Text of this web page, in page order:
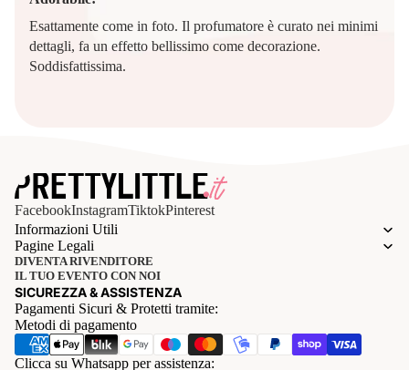
Esattamente come in foto. Il profumatore è curato nei minimi
dettagli, fa un effetto bellissimo come decorazione.
Soddisfattissima.
FacebookInstagramTiktokPinterest
Informazioni Utili
Pagine Legali
DIVENTA RIVENDITORE
IL TUO EVENTO CON NOI
SICUREZZA & ASSISTENZA
Pagamenti Sicuri & Protetti tramite:
Metodi di pagamento
Clicca su Whatsapp per assistenza: